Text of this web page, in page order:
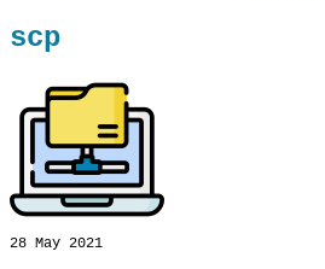
scp
28 May 2021